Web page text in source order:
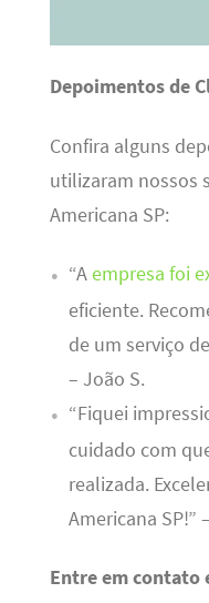
Depoimentos de
Confira alguns
utilizaram nossos
Americana SP:
“Aempresa foi
eficiente.
de um serviço
– João S.
“Fiquei
cuidado com
realizada.
Americana SP!”
Entre em contato